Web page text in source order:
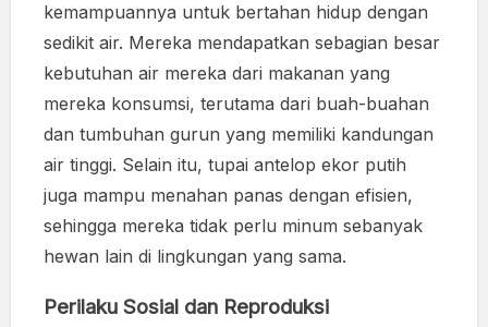
kemampuannya untuk bertahan hidup dengan
sedikit air. Mereka mendapatkan sebagian besar
kebutuhan air mereka dari makanan yang
mereka konsumsi, terutama dari buah-buahan
dan tumbuhan gurun yang memiliki kandungan
air tinggi. Selain itu, tupai antelop ekor putih
juga mampu menahan panas dengan efisien,
sehingga mereka tidak perlu minum sebanyak
hewan lain di lingkungan yang sama.
Perilaku Sosial dan Reproduksi